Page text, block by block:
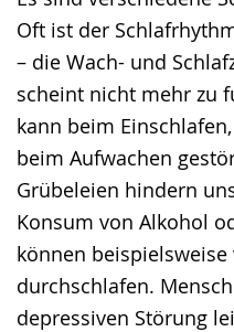
Oft ist der
– die Wach- und
scheint nicht mehr zu
kann beim
beim Aufwachen
Grübeleien hindern
Konsum von Alkohol
können
durchschlafen.
depressiven Störung